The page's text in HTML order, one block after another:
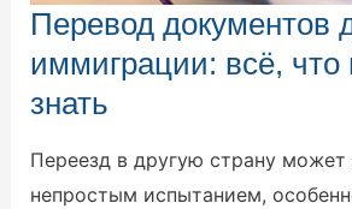
Перевод документов
иммиграции: всё, что
знать
Переезд в другую страну может
непростым испытанием,
Перевод
документов
для
иммиграции:
что